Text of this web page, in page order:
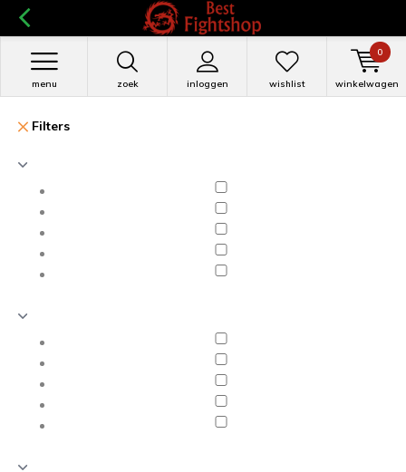
zoek inloggen
menu wishlist winkelwagen
0
Filters